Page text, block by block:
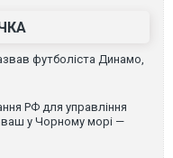
футболіста Динамо,
РФ для управління
у Чорному морі —